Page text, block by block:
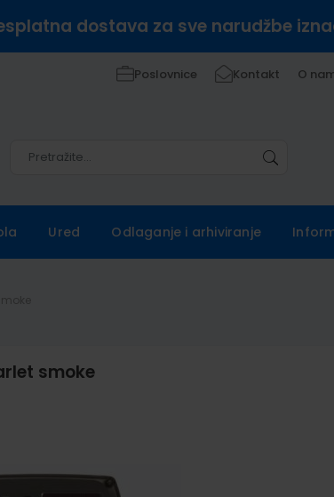
dostava za sve narudžbe
Poslovnice Kontakt O
Ured Odlaganje i arhiviranje
smoke